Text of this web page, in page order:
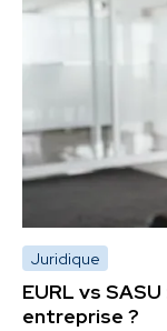
Juridique
EURL vs
entreprise ?